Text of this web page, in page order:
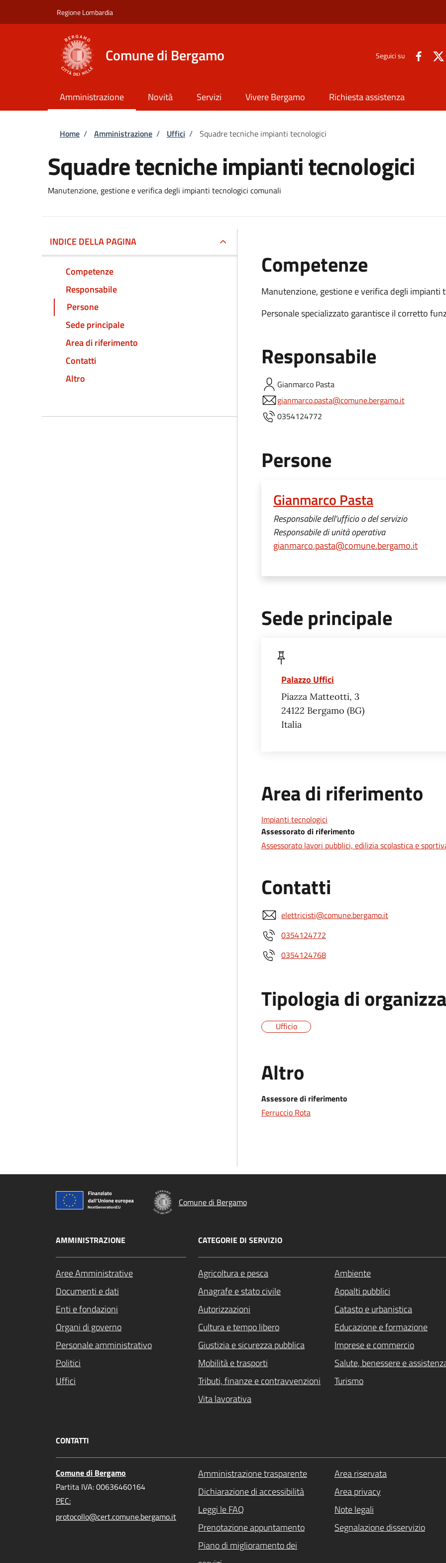
Regione Lombardia
Comune di Bergamo Seguici su
Amministrazione Novità Servizi Vivere Bergamo Richiesta assistenza
Briciole di pane
Home / Amministrazione / Uffici / Squadre tecniche impianti tecnologici
Squadre tecniche impianti tecnologici
Manutenzione, gestione e verifica degli impianti tecnologici comunali
INDICE DELLA PAGINA
Competenze
Responsabile
Persone
Sede principale
Area di riferimento
Contatti
Altro
Competenze
Manutenzione, gestione e verifica degli impianti
Personale specializzato garantisce il corretto
Responsabile
Gianmarco Pasta
gianmarco.pasta@comune.bergamo.it
0354124772
Persone
Gianmarco Pasta
Responsabile dell'ufficio o del servizio
Responsabile di unità operativa
gianmarco.pasta@comune.bergamo.it
Sede principale
Palazzo Uffici
Piazza Matteotti, 3
24122 Bergamo BG
Italia
Area di riferimento
Impianti tecnologici
Assessorato di riferimento
Assessorato lavori pubblici, edilizia scolastica e
Contatti
elettricisti@comune.bergamo.it
0354124772
0354124768
Tipologia di
Ufficio
Altro
Assessore di riferimento
Ferruccio Rota
Comune di Bergamo
AMMINISTRAZIONE
Aree Amministrative
Documenti e dati
Enti e fondazioni
Organi di governo
Personale amministrativo
Politici
Uffici
CATEGORIE DI SERVIZIO
Agricoltura e pesca
Ambiente
Anagrafe e stato civile
Appalti pubblici
Autorizzazioni
Catasto e urbanistica
Cultura e tempo libero
Educazione e formazione
Giustizia e sicurezza pubblica
Imprese e commercio
Mobilità e trasporti
Salute, benessere e
Tributi, finanze e contravvenzioni
Turismo
Vita lavorativa
CONTATTI
Comune di Bergamo
Partita IVA: 00636460164
PEC:
protocollo@cert.comune.bergamo.it
Amministrazione trasparente
Area riservata
Dichiarazione di accessibilità
Area privacy
Leggi le FAQ
Note legali
Prenotazione appuntamento
Segnalazione disservizio
Piano di miglioramento dei